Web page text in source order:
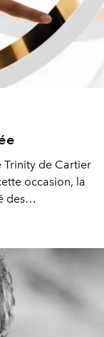
Trinity de Cartier
occasion, la
des